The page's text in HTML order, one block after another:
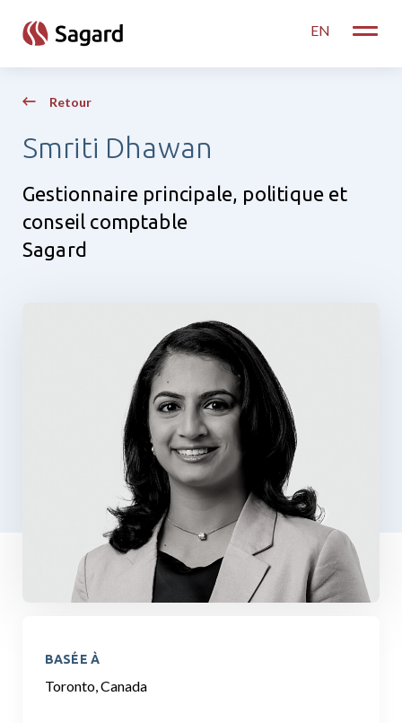
EN
Toggle
Retour
Smriti Dhawan
Gestionnaire principale, politique et
conseil comptable
Sagard
BASÉE À
Toronto, Canada